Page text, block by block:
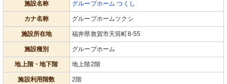
施設名称 グループホーム つくし
カナ名称 グループホームツクシ
施設所在地 福井県敦賀市天筒町8-55
施設種別 グループホーム
地上階・地下階 地上階2階
施設利用階数 2階